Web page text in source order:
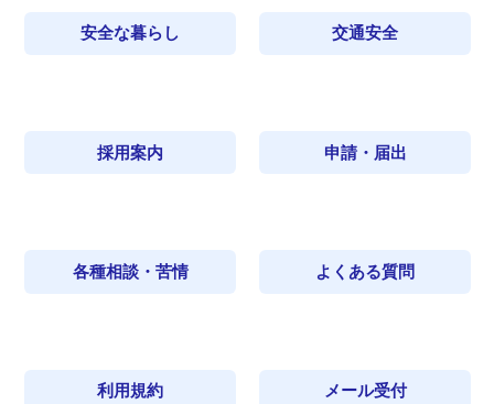
安全な暮らし 交通安全
採用案内 申請・届出
各種相談・苦情 よくある質問
利用規約 メール受付